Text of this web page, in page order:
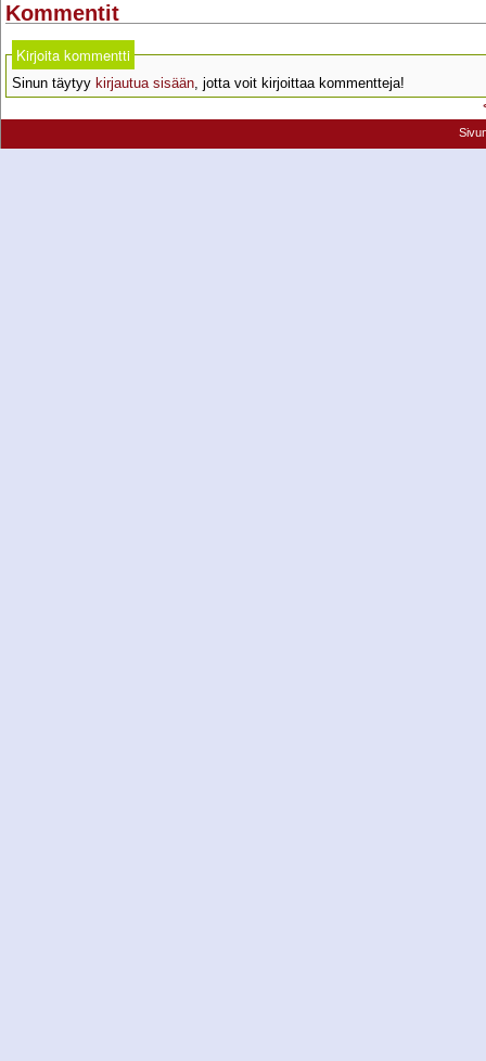
Kommentit
Kirjoita kommentti
Sinun täytyy kirjautua sisään, jotta voit kirjoittaa kommentteja!